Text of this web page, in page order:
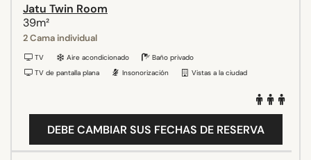
Jatu Twin Room
39m²
2 Cama individual
TV Aire acondicionado
Baño privado
TV de pantalla plana
Insonorización Vistas a la ciudad
DEBE CAMBIAR SUS FECHAS DE RESERVA